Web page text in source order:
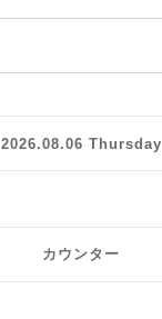
2026.08.06 Thursday
カウンター